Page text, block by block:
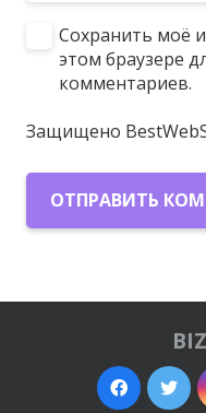
Сохранить моё
этом браузере
комментариев.
Защищено
ОТПРАВИТЬ